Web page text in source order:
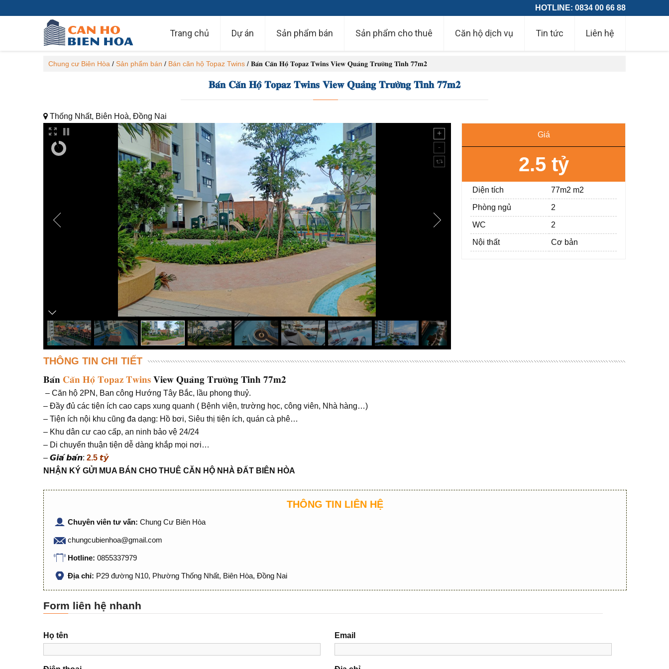
HOTLINE: 0834 00 66 88
Trang chủ Dự án Sản phẩm bán Sản phẩm cho thuê Căn hộ dịch vụ Tin tức Liên hệ
Chung cư Biên Hòa / Sản phẩm bán / Bán căn hộ Topaz Twins / 𝐁𝐚́𝐧 𝐂𝐚̆𝐧 𝐇𝐨̣̂ 𝐓𝐨𝐩𝐚𝐳 𝐓𝐰𝐢𝐧𝐬 𝐕𝐢𝐞𝐰 𝐐𝐮𝐚̉𝐧𝐠 𝐓𝐫𝐮̛𝐨̛̀𝐧𝐠 𝐓𝐢̀𝐧𝐡 𝟕𝟕𝐦𝟐
𝐁𝐚́𝐧 𝐂𝐚̆𝐧 𝐇𝐨̣̂ 𝐓𝐨𝐩𝐚𝐳 𝐓𝐰𝐢𝐧𝐬 𝐕𝐢𝐞𝐰 𝐐𝐮𝐚̉𝐧𝐠 𝐓𝐫𝐮̛𝐨̛̀𝐧𝐠 𝐓𝐢̀𝐧𝐡 𝟕𝟕𝐦𝟐
Thống Nhất, Biên Hoà, Đồng Nai
Giá
2.5 tỷ
Diện tích 77m2 m2
Phòng ngủ 2
WC 2
Nội thất Cơ bản
THÔNG TIN CHI TIẾT
𝐁𝐚́𝐧 𝐂𝐚̆𝐧 𝐇𝐨̣̂ 𝐓𝐨𝐩𝐚𝐳 𝐓𝐰𝐢𝐧𝐬 𝐕𝐢𝐞𝐰 𝐐𝐮𝐚̉𝐧𝐠 𝐓𝐫𝐮̛𝐨̛̀𝐧𝐠 𝐓𝐢̀𝐧𝐡 𝟕𝟕𝐦𝟐
– Căn hộ 2PN, Ban công Hướng Tây Bắc, lầu phong thuỷ.
– Đầy đủ các tiện ích cao caps xung quanh ( Bệnh viện, trường học, công viên, Nhà hàng…)
– Tiện ích nội khu cũng đa dạng: Hồ bơi, Siêu thị tiện ích, quán cà phê…
– Khu dân cư cao cấp, an ninh bảo vệ 24/24
– Di chuyển thuận tiện dễ dàng khắp mọi nơi…
– 𝙂𝙞𝙖́ 𝙗𝙖́𝙣: 2.5 𝙩𝙮̉
NHẬN KÝ GỬI MUA BÁN CHO THUÊ CĂN HỘ NHÀ ĐẤT BIÊN HÒA
THÔNG TIN LIÊN HỆ
Chuyên viên tư vấn: Chung Cư Biên Hòa
chungcubienhoa@gmail.com
Hotline: 0855337979
Địa chỉ: P29 đường N10, Phường Thống Nhất, Biên Hòa, Đồng Nai
Form liên hệ nhanh
Họ tên Email